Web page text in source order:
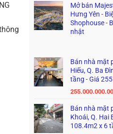
Mở bán
Hưng Yên -
Shophouse -
nhật
Bán nhà mặt
Hiếu, Q. Ba
tầng - Giá
Bán nhà mặt
Khoái, Q. Hai
108.4m2 x 6